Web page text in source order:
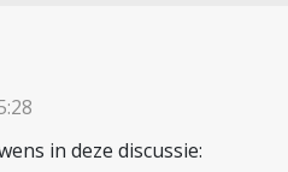
in deze discussie: